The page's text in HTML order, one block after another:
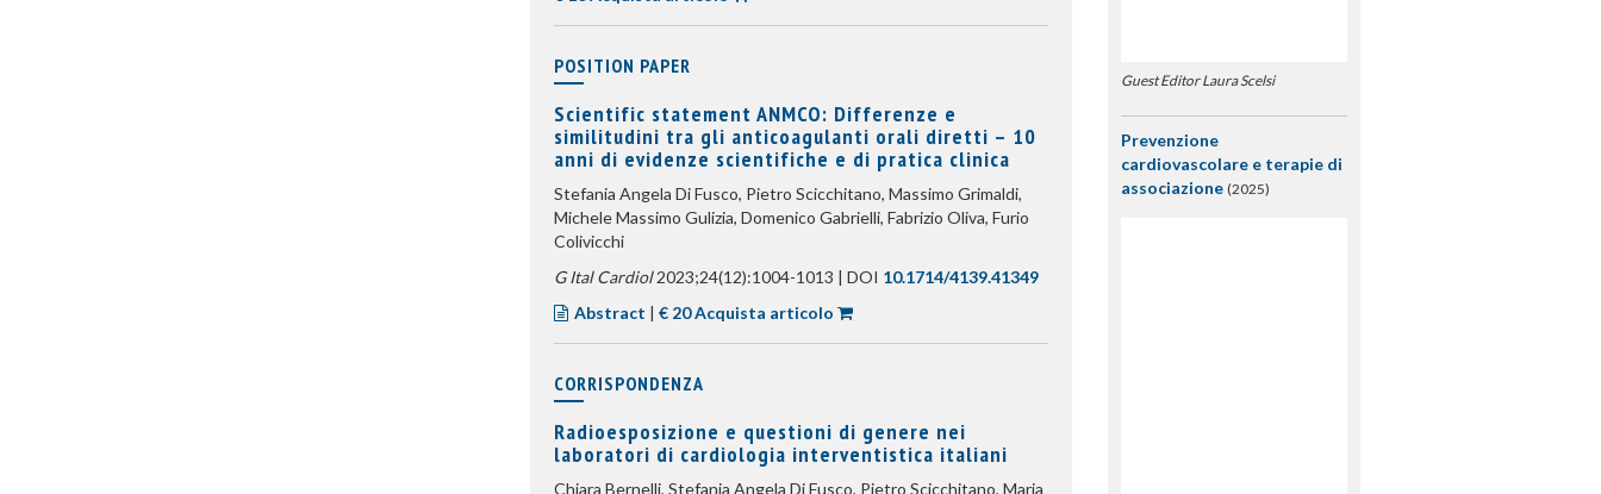
POSITION PAPER
Scientific statement ANMCO: Differenze e
similitudini tra gli anticoagulanti orali diretti – 10
anni di evidenze scientifiche e di pratica clinica
Stefania Angela Di Fusco, Pietro Scicchitano, Massimo Grimaldi,
Michele Massimo Gulizia, Domenico Gabrielli, Fabrizio Oliva, Furio
Colivicchi
G Ital Cardiol2023;24(12):1004-1013 | DOI 10.1714/4139.41349
Abstract | € 20 Acquista articolo
CORRISPONDENZA
Radioesposizione e questioni di genere nei
laboratori di cardiologia interventistica italiani
Chiara Bernelli, Stefania Angela Di Fusco, Pietro Scicchitano, Maria
Guest Editor Laura Scelsi
Prevenzione
cardiovascolare e terapie di
associazione (2025)